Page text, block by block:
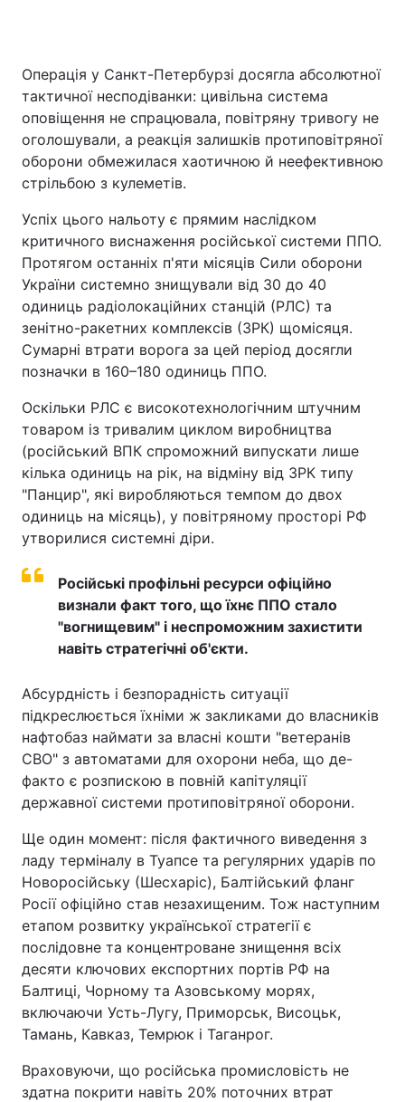
Операція у Санкт-Петербурзі досягла абсолютної
тактичної несподіванки: цивільна система
оповіщення не спрацювала, повітряну тривогу не
оголошували, а реакція залишків протиповітряної
оборони обмежилася хаотичною й неефективною
стрільбою з кулеметів.
Успіх цього нальоту є прямим наслідком
критичного виснаження російської системи ППО.
Протягом останніх п'яти місяців Сили оборони
України системно знищували від 30 до 40
одиниць радіолокаційних станцій (РЛС) та
зенітно-ракетних комплексів (ЗРК) щомісяця.
Сумарні втрати ворога за цей період досягли
позначки в 160–180 одиниць ППО.
Оскільки РЛС є високотехнологічним штучним
товаром із тривалим циклом виробництва
(російський ВПК спроможний випускати лише
кілька одиниць на рік, на відміну від ЗРК типу
"Панцир", які виробляються темпом до двох
одиниць на місяць), у повітряному просторі РФ
утворилися системні діри.
Російські профільні ресурси офіційно
визнали факт того, що їхнє ППО стало
"вогнищевим" і неспроможним захистити
навіть стратегічні об'єкти.
Абсурдність і безпорадність ситуації
підкреслюється їхніми ж закликами до власників
нафтобаз наймати за власні кошти "ветеранів
СВО" з автоматами для охорони неба, що де-
факто є розпискою в повній капітуляції
державної системи протиповітряної оборони.
Ще один момент: після фактичного виведення з
ладу терміналу в Туапсе та регулярних ударів по
Новоросійську (Шесхаріс), Балтійський фланг
Росії офіційно став незахищеним. Тож наступним
етапом розвитку української стратегії є
послідовне та концентроване знищення всіх
десяти ключових експортних портів РФ на
Балтиці, Чорному та Азовському морях,
включаючи Усть-Лугу, Приморськ, Висоцьк,
Тамань, Кавказ, Темрюк і Таганрог.
Враховуючи, що російська промисловість не
здатна покрити навіть 20% поточних втрат